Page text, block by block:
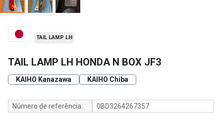
TAIL LAMP LH
TAIL LAMP LH HONDA N BOX JF3
KAIHO Kanazawa KAIHO Chiba
Número de referência. 0BD3264267357